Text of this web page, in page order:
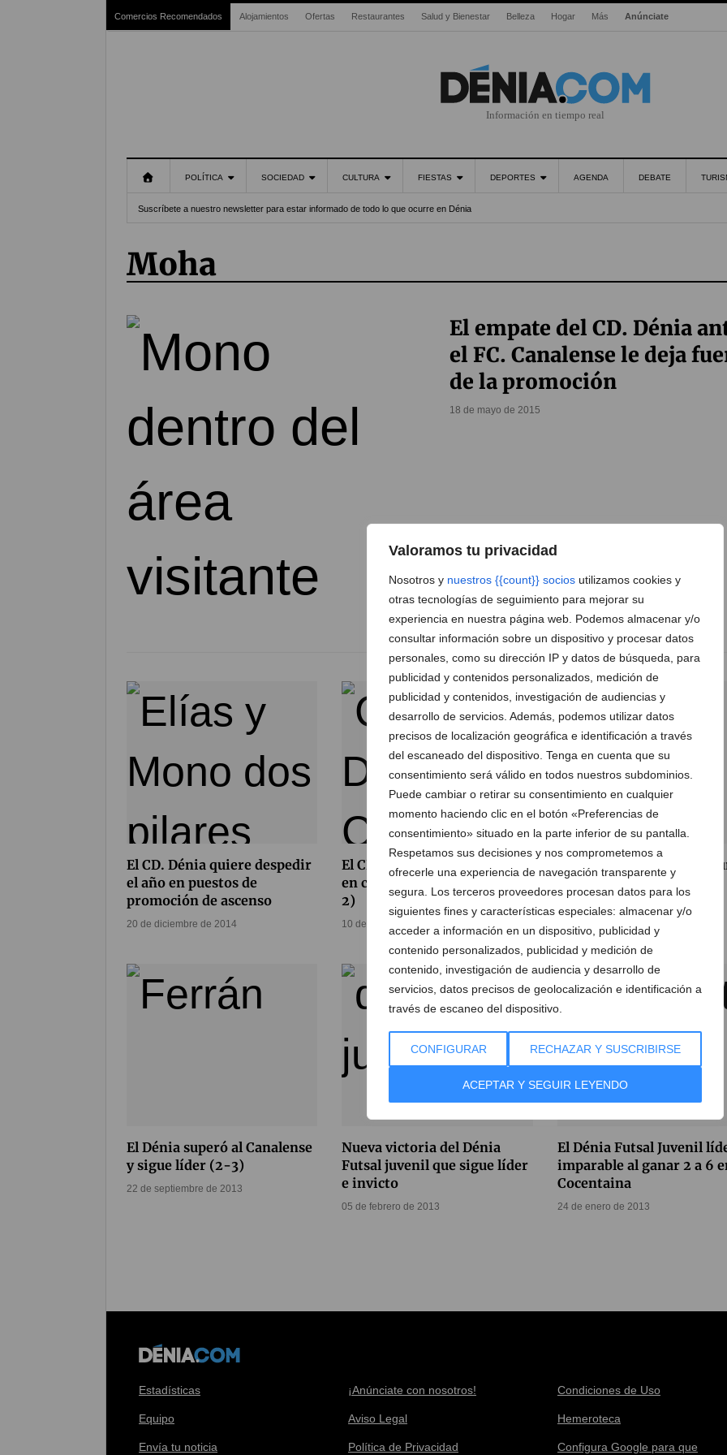
Valoramos tu privacidad
Nosotros y nuestros {{count}} socios utilizamos cookies y
otras tecnologías de seguimiento para mejorar su
experiencia en nuestra página web. Podemos almacenar y/o
consultar información sobre un dispositivo y procesar datos
personales, como su dirección IP y datos de búsqueda, para
publicidad y contenidos personalizados, medición de
publicidad y contenidos, investigación de audiencias y
desarrollo de servicios. Además, podemos utilizar datos
precisos de localización geográfica e identificación a través
del escaneado del dispositivo. Tenga en cuenta que su
consentimiento será válido en todos nuestros subdominios.
Puede cambiar o retirar su consentimiento en cualquier
momento haciendo clic en el botón «Preferencias de
consentimiento» situado en la parte inferior de su pantalla.
Respetamos sus decisiones y nos comprometemos a
ofrecerle una experiencia de navegación transparente y
segura. Los terceros proveedores procesan datos para los
siguientes fines y características especiales: almacenar y/o
acceder a información en un dispositivo, publicidad y
contenido personalizados, publicidad y medición de
contenido, investigación de audiencia y desarrollo de
servicios, datos precisos de geolocalización e identificación a
través de escaneo del dispositivo.
CONFIGURAR RECHAZAR Y SUSCRIBIRSE
ACEPTAR Y SEGUIR LEYENDO
Comercios Recomendados Alojamientos Ofertas Restaurantes Salud y Bienestar Belleza Hogar Más Anúnciate
Información en tiempo real
POLÍTICA SOCIEDAD CULTURA FIESTAS DEPORTES AGENDA DEBATE
Suscríbete a nuestro newsletter para estar informado de todo lo que ocurre en Dénia
Moha
El empate del CD. Dénia
el FC. Canalense le deja
de la promoción
18 de mayo de 2015
El CD. Dénia quiere despedir
el año en puestos de
promoción de ascenso
20 de diciembre de 2014
El CD. Dénia fue sorprendido
en casa por el Canalense (1-
2)
10 de febrero de 2014
El CD. Dénia no se fía de
peligroso Canalense
08 de febrero de 2014
El Dénia superó al Canalense
y sigue líder (2-3)
22 de septiembre de 2013
Nueva victoria del Dénia
Futsal juvenil que sigue líder
e invicto
05 de febrero de 2013
El Dénia Futsal Juvenil
imparable al ganar 2 a 6
Cocentaina
24 de enero de 2013
Estadísticas
Equipo
Envía tu noticia
¡Anúnciate con nosotros!
Aviso Legal
Política de Privacidad
Condiciones de Uso
Hemeroteca
Configura Google para que